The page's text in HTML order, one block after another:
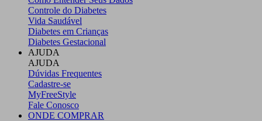
Controle do Diabetes
Vida Saudável
Diabetes em Crianças
Diabetes Gestacional
AJUDA
AJUDA
Dúvidas Frequentes
Cadastre-se
MyFreeStyle
Fale Conosco
ONDE COMPRAR